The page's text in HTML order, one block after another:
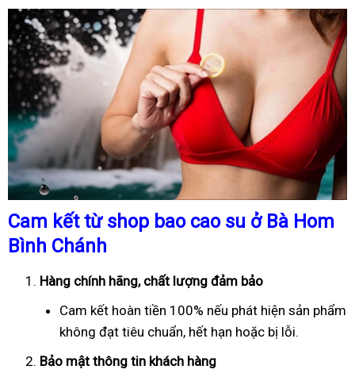
Cam kết từ shop bao cao su ở Bà Hom
Bình Chánh
Hàng chính hãng, chất lượng đảm bảo
Cam kết hoàn tiền 100% nếu phát hiện sản phẩm
không đạt tiêu chuẩn, hết hạn hoặc bị lỗi.
Bảo mật thông tin khách hàng